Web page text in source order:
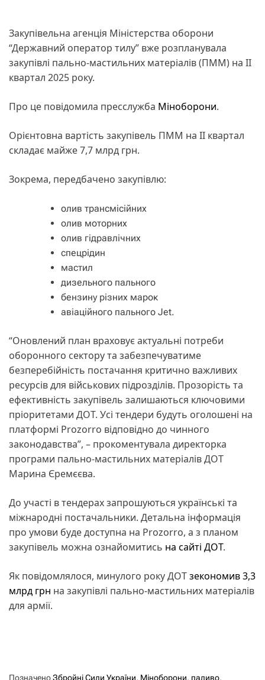
Закупівельна агенція Міністерства оборони
“Державний оператор тилу” вже розпланувала
закупівлі пально-мастильних матеріалів (ПММ) на II
квартал 2025 року.
Про це повідомила пресслужба Міноборони.
Орієнтовна вартість закупівель ПММ на ІІ квартал
складає майже 7,7 млрд грн.
Зокрема, передбачено закупівлю:
олив трансмісійних
олив моторних
олив гідравлічних
спецрідин
мастил
дизельного пального
бензину різних марок
авіаційного пального Jet.
“Оновлений план враховує актуальні потреби
оборонного сектору та забезпечуватиме
безперебійність постачання критично важливих
ресурсів для військових підрозділів. Прозорість та
ефективність закупівель залишаються ключовими
пріоритетами ДОТ. Усі тендери будуть оголошені на
платформі Prozorro відповідно до чинного
законодавства”, – прокоментувала директорка
програми пально-мастильних матеріалів ДОТ
Марина Єремєєва.
До участі в тендерах запрошуються українські та
міжнародні постачальники. Детальна інформація
про умови буде доступна на Prozorro, а з планом
закупівель можна ознайомитись на сайті ДОТ.
Як повідомлялося, минулого року ДОТзекономив 3,3
млрд грн на закупівлі пально-мастильних матеріалів
для армії.
ПозначеноЗбройні Сили України, Міноборони, паливо,